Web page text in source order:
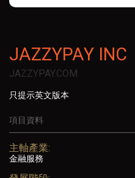
JAZZYPAY INC
JAZZYPAY.COM
只提示英文版本
項目資料
主軸產業:
金融服務